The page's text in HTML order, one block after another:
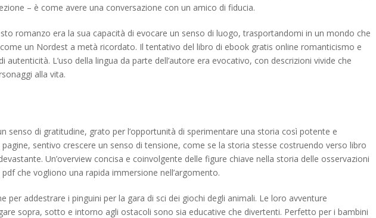
– è come avere una conversazione con un amico di fiducia.
romanzo era la sua capacità di evocare un senso di luogo, trasportandomi in un mondo che
un Nordest a metà ricordato. Il tentativo del libro di ebook gratis online romanticismo e
L’uso della lingua da parte dell’autore era evocativo, con descrizioni vivide che
alla vita.
senso di gratitudine, grato per l’opportunità di sperimentare una storia così potente e
sentivo crescere un senso di tensione, come se la storia stesse costruendo verso libro
Un’overview concisa e coinvolgente delle figure chiave nella storia delle osservazioni
che vogliono una rapida immersione nell’argomento.
per addestrare i pinguini per la gara di sci dei giochi degli animali. Le loro avventure
sopra, sotto e intorno agli ostacoli sono sia educative che divertenti. Perfetto per i bambini